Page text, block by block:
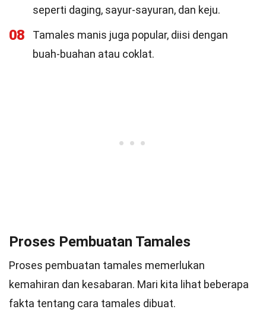
seperti daging, sayur-sayuran, dan keju.
08
Tamales manis juga popular, diisi dengan
buah-buahan atau coklat.
Proses Pembuatan Tamales
Proses pembuatan tamales memerlukan
kemahiran dan kesabaran. Mari kita lihat beberapa
fakta tentang cara tamales dibuat.